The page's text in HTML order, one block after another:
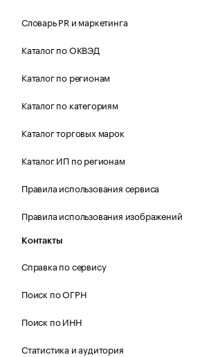
Словарь PR и маркетинга
Каталог по ОКВЭД
Каталог по регионам
Каталог по категориям
Каталог торговых марок
Каталог ИП по регионам
Правила использования сервиса
Правила использования изображений
Контакты
Справка по сервису
Поиск по ОГРН
Поиск по ИНН
Статистика и аудитория